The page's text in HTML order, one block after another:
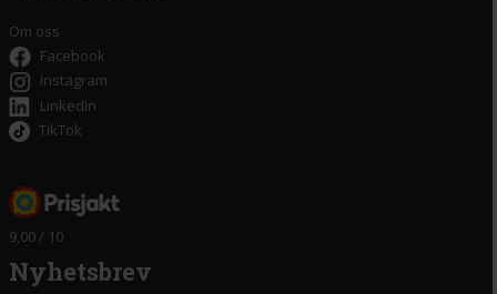
Om oss
Facebook
Instagram
LinkedIn
TikTok
9,00 / 10
Nyhetsbrev